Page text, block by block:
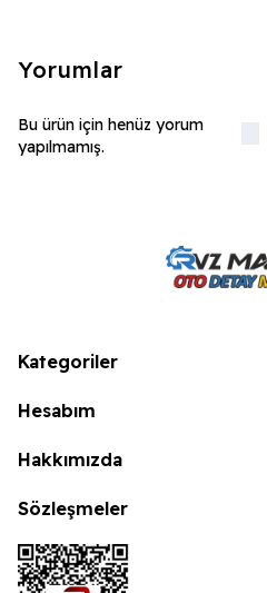
Yorumlar
Bu ürün için henüz yorum
yapılmamış.
Kategoriler
Hesabım
Hakkımızda
Sözleşmeler